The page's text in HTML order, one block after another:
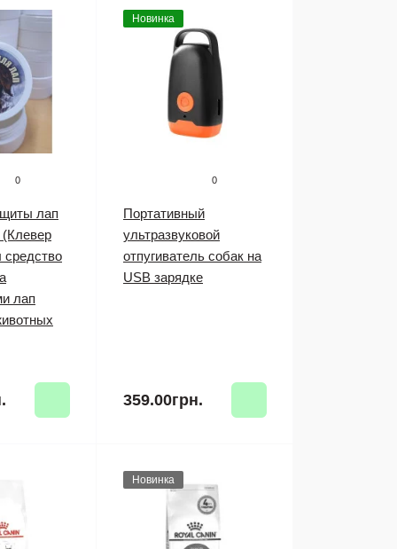
0
лап
лап
Новинка
0
Портативный
ультразвуковой
отпугиватель собак на
USB зарядке
359.00грн.
Новинка